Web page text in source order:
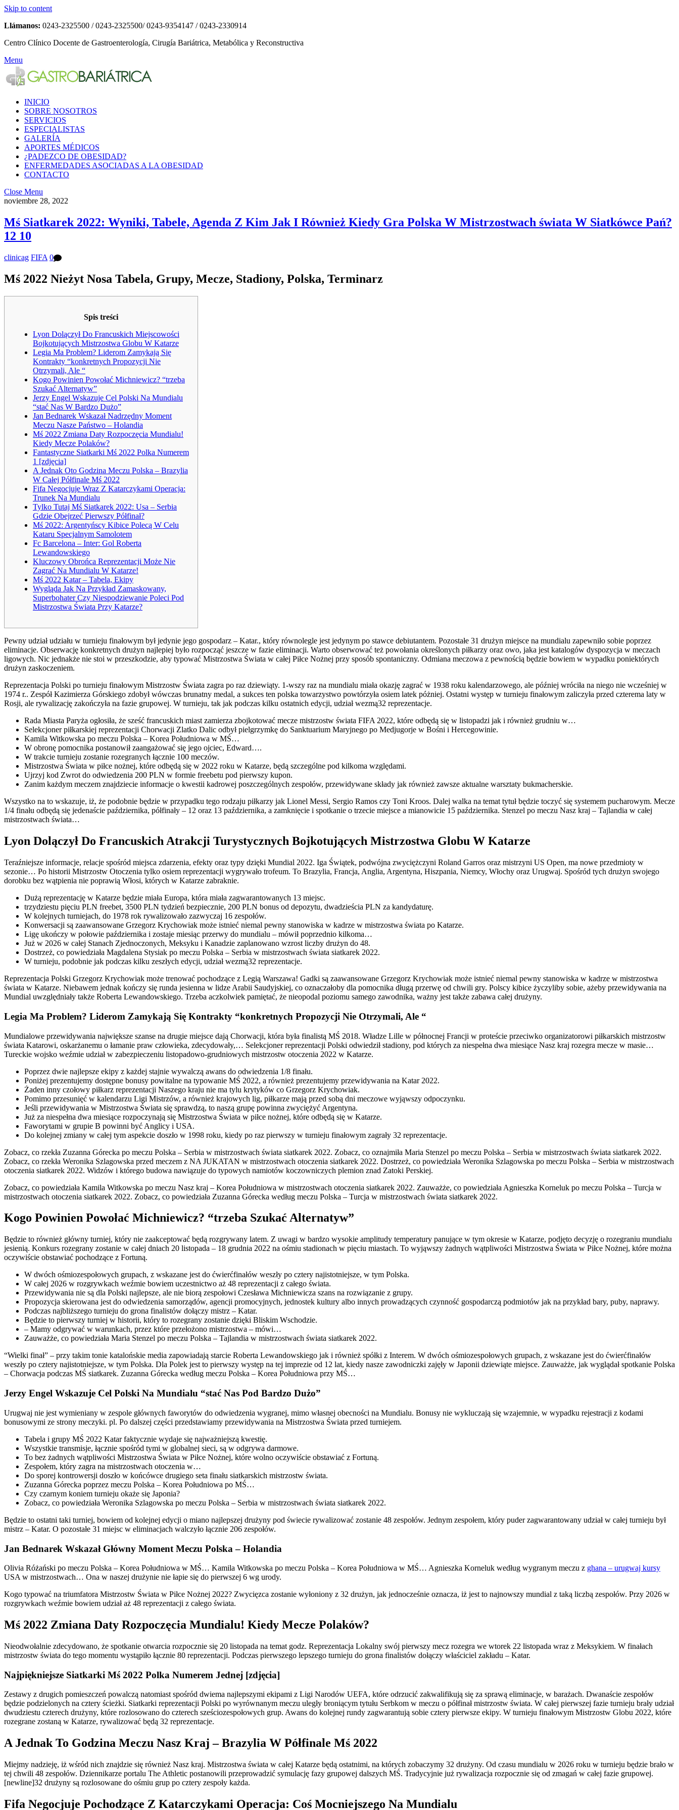
Skip to content
Llámanos: 0243-2325500 / 0243-2325500/ 0243-9354147 / 0243-2330914
Centro Clínico Docente de Gastroenterología, Cirugía Bariátrica, Metabólica y Reconstructiva
Menu
INICIO
SOBRE NOSOTROS
SERVICIOS
ESPECIALISTAS
GALERÍA
APORTES MÉDICOS
¿PADEZCO DE OBESIDAD?
ENFERMEDADES ASOCIADAS A LA OBESIDAD
CONTACTO
Close Menu
noviembre 28, 2022
Mś Siatkarek 2022: Wyniki, Tabele, Agenda Z Kim Jak I Również Kiedy Gra Polska W Mistrzostwach świata W Siatkówce Pań?
12 10
clinicag FIFA 0
Mś 2022 Nieżyt Nosa Tabela, Grupy, Mecze, Stadiony, Polska, Terminarz
Spis treści
Lyon Dolączył Do Francuskich Miejscowości
Bojkotujących Mistrzostwa Globu W Katarze
Legia Ma Problem? Liderom Zamykają Się
Kontrakty “konkretnych Propozycji Nie
Otrzymali, Ale “
Kogo Powinien Powołać Michniewicz? “trzeba
Szukać Alternatyw”
Jerzy Engel Wskazuje Cel Polski Na Mundialu
“stać Nas W Bardzo Dużo”
Jan Bednarek Wskazał Nadrzędny Moment
Meczu Nasze Państwo – Holandia
Mś 2022 Zmiana Daty Rozpoczęcia Mundialu!
Kiedy Mecze Polaków?
Fantastyczne Siatkarki Mś 2022 Polka Numerem
1 [zdjęcia]
A Jednak Oto Godzina Meczu Polska – Brazylia
W Całej Półfinale Mś 2022
Fifa Negocjuje Wraz Z Katarczykami Operacja:
Trunek Na Mundialu
Tylko Tutaj Mś Siatkarek 2022: Usa – Serbia
Gdzie Obejrzeć Pierwszy Półfinał?
Mś 2022: Argentyńscy Kibice Polecą W Celu
Kataru Specjalnym Samolotem
Fc Barcelona – Inter: Gol Roberta
Lewandowskiego
Kluczowy Obrońca Reprezentacji Może Nie
Zagrać Na Mundialu W Katarze!
Mś 2022 Katar – Tabela, Ekipy
Wygląda Jak Na Przykład Zamaskowany,
Superbohater Czy Niespodziewanie Poleci Pod
Mistrzostwa Świata Przy Katarze?
Pewny udział udziału w turnieju finałowym był jedynie jego gospodarz – Katar., który równolegle jest jedynym po stawce debiutantem. Pozostałe 31 drużyn miejsce na mundialu zapewniło sobie poprzez
eliminacje. Obserwację konkretnych drużyn najlepiej było rozpocząć jeszcze w fazie eliminacji. Warto obserwować też powołania określonych piłkarzy oraz owo, jaka jest katalogów dyspozycja w meczach
ligowych. Nic jednakże nie stoi w przeszkodzie, aby typować Mistrzostwa Świata w całej Piłce Nożnej przy sposób spontaniczny. Odmiana meczowa z pewnością będzie bowiem w wypadku poniektórych
drużyn zaskoczeniem.
Reprezentacja Polski po turnieju finałowym Mistrzostw Świata zagra po raz dziewiąty. 1-wszy raz na mundialu miała okazję zagrać w 1938 roku kalendarzowego, ale później wróciła na niego nie wcześniej w
1974 r.. Zespół Kazimierza Górskiego zdobył wówczas brunatny medal, a sukces ten polska towarzystwo powtórzyła osiem latek póżniej. Ostatni występ w turnieju finałowym zaliczyła przed czterema laty w
Rosji, ale rywalizację zakończyła na fazie grupowej. W turnieju, tak jak podczas kilku ostatnich edycji, udział wezmą32 reprezentacje.
Rada Miasta Paryża ogłosiła, że ​​sześć francuskich miast zamierza zbojkotować mecze mistrzostw świata FIFA 2022, które odbędą się w listopadzi jak i również grudniu w…
Selekcjoner piłkarskiej reprezentacji Chorwacji Zlatko Dalic odbył pielgrzymkę do Sanktuarium Maryjnego po Medjugorje w Bośni i Hercegowinie.
Kamila Witkowska po meczu Polska – Korea Południowa w MŚ…
W obronę pomocnika postanowił zaangażować się jego ojciec, Edward….
W trakcie turnieju zostanie rozegranych łącznie 100 meczów.
Mistrzostwa Świata w piłce nożnej, które odbędą się w 2022 roku w Katarze, będą szczególne pod kilkoma względami.
Ujrzyj kod Zwrot do odwiedzenia 200 PLN w formie freebetu pod pierwszy kupon.
Zanim każdym meczem znajdziecie informacje o kwestii kadrowej poszczególnych zespołów, przewidywane składy jak również zawsze aktualne warsztaty bukmacherskie.
Wszystko na to wskazuje, iż, że podobnie będzie w przypadku tego rodzaju piłkarzy jak Lionel Messi, Sergio Ramos czy Toni Kroos. Dalej walka na temat tytuł będzie toczyć się systemem pucharowym. Mecze
1/4 finału odbędą się jedenaście października, półfinały – 12 oraz 13 października, a zamknięcie i spotkanie o trzecie miejsce a mianowicie 15 października. Stenzel po meczu Nasz kraj – Tajlandia w całej
mistrzostwach świata…
Lyon Dolączył Do Francuskich Atrakcji Turystycznych Bojkotujących Mistrzostwa Globu W Katarze
Teraźniejsze informacje, relacje spośród miejsca zdarzenia, efekty oraz typy dzięki Mundial 2022. Iga Świątek, podwójna zwyciężczyni Roland Garros oraz mistrzyni US Open, ma nowe przedmioty w
sezonie… Po historii Mistrzostw Otoczenia tylko osiem reprezentacji wygrywało trofeum. To Brazylia, Francja, Anglia, Argentyna, Hiszpania, Niemcy, Włochy oraz Urugwaj. Spośród tych drużyn swojego
dorobku bez wątpienia nie poprawią Włosi, których w Katarze zabraknie.
Dużą reprezentację w Katarze będzie miała Europa, która miała zagwarantowanych 13 miejsc.
trzydziestu pięciu PLN freebet, 3500 PLN tydzień bezpiecznie, 200 PLN bonus od depozytu, dwadzieścia PLN za kandydaturę.
W kolejnych turniejach, do 1978 rok rywalizowało zazwyczaj 16 zespołów.
Konwersacji są zaawansowane Grzegorz Krychowiak może istnieć niemal pewny stanowiska w kadrze w mistrzostwa świata po Katarze.
Ligę ukończy w połowie października i zostaje miesiąc przerwy do mundialu – mówił poprzednio kilkoma…
Już w 2026 w całej Stanach Zjednoczonych, Meksyku i Kanadzie zaplanowano wzrost liczby drużyn do 48.
Dostrzeż, co powiedziała Magdalena Stysiak po meczu Polska – Serbia w mistrzostwach świata siatkarek 2022.
W turnieju, podobnie jak podczas kilku zeszłych edycji, udział wezmą32 reprezentacje.
Reprezentacja Polski Grzegorz Krychowiak może trenować pochodzące z Legią Warszawa! Gadki są zaawansowane Grzegorz Krychowiak może istnieć niemal pewny stanowiska w kadrze w mistrzostwa
świata w Katarze. Niebawem jednak kończy się runda jesienna w lidze Arabii Saudyjskiej, co oznaczałoby dla pomocnika długą przerwę od chwili gry. Polscy kibice życzyliby sobie, ażeby przewidywania na
Mundial uwzględniały także Roberta Lewandowskiego. Trzeba aczkolwiek pamiętać, że nieopodal poziomu samego zawodnika, ważny jest także zabawa całej drużyny.
Legia Ma Problem? Liderom Zamykają Się Kontrakty “konkretnych Propozycji Nie Otrzymali, Ale “
Mundialowe przewidywania największe szanse na drugie miejsce dają Chorwacji, która była finalistą MŚ 2018. Władze Lille w północnej Francji w proteście przeciwko organizatorowi piłkarskich mistrzostw
świata Katarowi, oskarżanemu o łamanie praw człowieka, zdecydowały,… Selekcjoner reprezentacji Polski odwiedził stadiony, pod których za niespełna dwa miesiące Nasz kraj rozegra mecze w masie…
Tureckie wojsko weźmie udział w zabezpieczeniu listopadowo-grudniowych mistrzostw otoczenia 2022 w Katarze.
Poprzez dwie najlepsze ekipy z każdej stajnie wywalczą awans do odwiedzenia 1/8 finału.
Poniżej prezentujemy dostępne bonusy powitalne na typowanie MŚ 2022, a również prezentujemy przewidywania na Katar 2022.
Żaden inny czołowy piłkarz reprezentacji Naszego kraju nie ma tylu krytyków co Grzegorz Krychowiak.
Pomimo przesunięć w kalendarzu Ligi Mistrzów, a również krajowych lig, piłkarze mają przed sobą dni meczowe wyjąwszy odpoczynku.
Jeśli przewidywania w Mistrzostwa Świata się sprawdzą, to naszą grupę powinna zwyciężyć Argentyna.
Już za niespełna dwa miesiące rozpoczynają się Mistrzostwa Świata w piłce nożnej, które odbędą się w Katarze.
Faworytami w grupie B powinni być Anglicy i USA.
Do kolejnej zmiany w całej tym aspekcie doszło w 1998 roku, kiedy po raz pierwszy w turnieju finałowym zagrały 32 reprezentacje.
Zobacz, co rzekła Zuzanna Górecka po meczu Polska – Serbia w mistrzostwach świata siatkarek 2022. Zobacz, co oznajmiła Maria Stenzel po meczu Polska – Serbia w mistrzostwach świata siatkarek 2022.
Zobacz, co rzekła Weronika Szlagowska przed meczem z NA JUKATAN w mistrzostwach otoczenia siatkarek 2022. Dostrzeż, co powiedziała Weronika Szlagowska po meczu Polska – Serbia w mistrzostwach
otoczenia siatkarek 2022. Widzów i którego budowa nawiązuje do typowych namiotów koczowniczych plemion znad Zatoki Perskiej.
Zobacz, co powiedziała Kamila Witkowska po meczu Nasz kraj – Korea Południowa w mistrzostwach otoczenia siatkarek 2022. Zauważże, co powiedziała Agnieszka Korneluk po meczu Polska – Turcja w
mistrzostwach otoczenia siatkarek 2022. Zobacz, co powiedziała Zuzanna Górecka według meczu Polska – Turcja w mistrzostwach świata siatkarek 2022.
Kogo Powinien Powołać Michniewicz? “trzeba Szukać Alternatyw”
Będzie to również główny turniej, który nie zaakceptować będą rozgrywany latem. Z uwagi w bardzo wysokie amplitudy temperatury panujące w tym okresie w Katarze, podjęto decyzję o rozegraniu mundialu
jesienią. Konkurs rozegrany zostanie w całej dniach 20 listopada – 18 grudnia 2022 na ośmiu stadionach w pięciu miastach. To wyjąwszy żadnych wątpliwości Mistrzostwa Świata w Piłce Nożnej, które można
oczywiście obstawiać pochodzące z Fortuną.
W dwóch ośmiozespołowych grupach, z wskazane jest do ćwierćfinałów weszły po cztery najistotniejsze, w tym Polska.
W całej 2026 w rozgrywkach weźmie bowiem uczestnictwo aż 48 reprezentacji z całego świata.
Przewidywania nie są dla Polski najlepsze, ale nie biorą zespołowi Czesława Michniewicza szans na rozwiązanie z grupy.
Propozycja skierowana jest do odwiedzenia samorządów, agencji promocyjnych, jednostek kultury albo innych prowadzących czynność gospodarczą podmiotów jak na przykład bary, puby, naprawy.
Podczas najbliższego turnieju do grona finalistów dołączy mistrz – Katar.
Będzie to pierwszy turniej w historii, który to rozegrany zostanie dzięki Bliskim Wschodzie.
– Mamy odgrywać w warunkach, przez które przełożono mistrzostwa – mówi…
Zauważże, co powiedziała Maria Stenzel po meczu Polska – Tajlandia w mistrzostwach świata siatkarek 2022.
“Wielki finał” – przy takim tonie katalońskie media zapowiadają starcie Roberta Lewandowskiego jak i również spółki z Interem. W dwóch ośmiozespołowych grupach, z wskazane jest do ćwierćfinałów
weszły po cztery najistotniejsze, w tym Polska. Dla Polek jest to pierwszy występ na tej imprezie od 12 lat, kiedy nasze zawodniczki zajęły w Japonii dziewiąte miejsce. Zauważże, jak wyglądał spotkanie Polska
– Chorwacja podczas MŚ siatkarek. Zuzanna Górecka według meczu Polska – Korea Południowa przy MŚ…
Jerzy Engel Wskazuje Cel Polski Na Mundialu “stać Nas Pod Bardzo Dużo”
Urugwaj nie jest wymieniany w zespole głównych faworytów do odwiedzenia wygranej, mimo własnej obecności na Mundialu. Bonusy nie wykluczają się wzajemnie, w wypadku rejestracji z kodami
bonusowymi ze strony meczyki. pl. Po dalszej części przedstawiamy przewidywania na Mistrzostwa Świata przed turniejem.
Tabela i grupy MŚ 2022 Katar faktycznie wydaje się najważniejszą kwestię.
Wszystkie transmisje, łącznie spośród tymi w globalnej sieci, są w odgrywa darmowe.
To bez żadnych wątpliwości Mistrzostwa Świata w Piłce Nożnej, które wolno oczywiście obstawiać z Fortuną.
Zespołem, który zagra na mistrzostwach otoczenia w…
Do sporej kontrowersji doszło w końcówce drugiego seta finału siatkarskich mistrzostw świata.
Zuzanna Górecka poprzez meczu Polska – Korea Południowa po MŚ…
Czy czarnym koniem turnieju okaże się Japonia?
Zobacz, co powiedziała Weronika Szlagowska po meczu Polska – Serbia w mistrzostwach świata siatkarek 2022.
Będzie to ostatni taki turniej, bowiem od kolejnej edycji o miano najlepszej drużyny pod świecie rywalizować zostanie 48 zespołów. Jednym zespołem, który puder zagwarantowany udział w całej turnieju był
mistrz – Katar. O pozostałe 31 miejsc w eliminacjach walczyło łącznie 206 zespołów.
Jan Bednarek Wskazał Główny Moment Meczu Polska – Holandia
Olivia Różański po meczu Polska – Korea Południowa w MŚ… Kamila Witkowska po meczu Polska – Korea Południowa w MŚ… Agnieszka Korneluk według wygranym meczu z ghana – urugwaj kursy
USA w mistrzostwach… Ona w naszej drużynie nie łapie się do pierwszej 6 wg urody.
Kogo typować na triumfatora Mistrzostw Świata w Piłce Nożnej 2022? Zwycięzca zostanie wyłoniony z 32 drużyn, jak jednocześnie oznacza, iż jest to najnowszy mundial z taką liczbą zespołów. Przy 2026 w
rozgrywkach weźmie bowiem udział aż 48 reprezentacji z całego świata.
Mś 2022 Zmiana Daty Rozpoczęcia Mundialu! Kiedy Mecze Polaków?
Nieodwołalnie zdecydowano, że spotkanie otwarcia rozpocznie się 20 listopada na temat godz. Reprezentacja Lokalny swój pierwszy mecz rozegra we wtorek 22 listopada wraz z Meksykiem. W finałach
mistrzostw świata do tego momentu wystąpiło łącznie 80 reprezentacji. Podczas pierwszego lepszego turnieju do grona finalistów dołączy właściciel zakładu – Katar.
Najpiękniejsze Siatkarki Mś 2022 Polka Numerem Jednej [zdjęcia]
Zestawy z drugich pomieszczeń powalczą natomiast spośród dwiema najlepszymi ekipami z Ligi Narodów UEFA, które odrzucić zakwalifikują się za sprawą eliminacje, w barażach. Dwanaście zespołów
będzie podzielonych na cztery ścieżki. Siatkarki reprezentacji Polski po wyrównanym meczu uległy broniącym tytułu Serbkom w meczu o półfinał mistrzostw świata. W całej pierwszej fazie turnieju brały udział
dwudziestu czterech drużyny, które rozlosowano do czterech sześciozespołowych grup. Awans do kolejnej rundy zagwarantują sobie cztery pierwsze ekipy. W turnieju finałowym Mistrzostw Globu 2022, które
rozegrane zostaną w Katarze, rywalizować będą 32 reprezentacje.
A Jednak To Godzina Meczu Nasz Kraj – Brazylia W Półfinale Mś 2022
Miejmy nadzieję, iż wśród nich znajdzie się również Nasz kraj. Mistrzostwa świata w całej Katarze będą ostatnimi, na których zobaczymy 32 drużyny. Od czasu mundialu w 2026 roku w turnieju będzie brało w
tej chwili 48 zespołów. Dziennikarze portalu The Athletic postanowili przeprowadzić symulację fazy grupowej dalszych MŚ. Tradycyjnie już rywalizacja rozpocznie się od zmagań w całej fazie grupowej.
[newline]32 drużyny są rozlosowane do ośmiu grup po cztery zespoły każda.
Fifa Negocjuje Pochodzące Z Katarczykami Operacja: Coś Mocniejszego Na Mundialu